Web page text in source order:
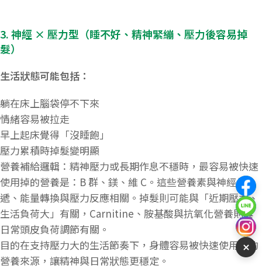
3. 神經 × 壓力型（睡不好、精神緊繃、壓力後容易掉
髮）
生活狀態可能包括：
躺在床上腦袋停不下來
情緒容易被拉走
早上起床覺得「沒睡飽」
壓力累積時掉髮變明顯
營養補給邏輯：精神壓力或長期作息不穩時，最容易被快速
使用掉的營養是：B 群、鎂、維 C。這些營養素與神經傳
遞、能量轉換與壓力反應相關。掉髮則可能與「近期壓力、
生活負荷大」有關，Carnitine、胺基酸與抗氧化營養則與
日常頭皮負荷調節有關。
目的在支持壓力大的生活節奏下，身體容易被快速使用掉的
營養來源，讓精神與日常狀態更穩定。